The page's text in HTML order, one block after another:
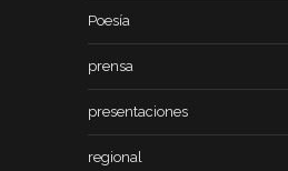
Poesía
prensa
presentaciones
regional